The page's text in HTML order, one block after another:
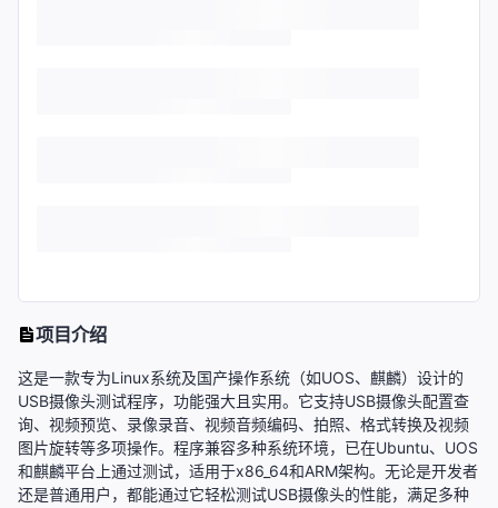
项目介绍
这是一款专为Linux系统及国产操作系统（如UOS、麒麟）设计的
USB摄像头测试程序，功能强大且实用。它支持USB摄像头配置查
询、视频预览、录像录音、视频音频编码、拍照、格式转换及视频
图片旋转等多项操作。程序兼容多种系统环境，已在Ubuntu、UOS
和麒麟平台上通过测试，适用于x86_64和ARM架构。无论是开发者
还是普通用户，都能通过它轻松测试USB摄像头的性能，满足多种